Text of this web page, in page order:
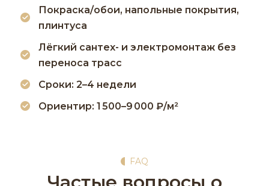
Покраска/обои, напольные покрытия,
плинтуса
Лёгкий сантех- и электромонтаж без
переноса трасс
Сроки: 2–4 недели
Ориентир: 1 500–9 000 ₽/м²
FAQ